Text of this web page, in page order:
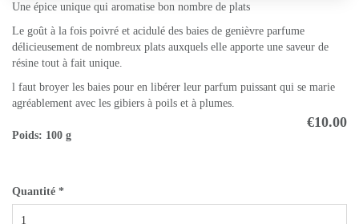
Une épice unique qui aromatise bon nombre de plats
Le goût à la fois poivré et acidulé des baies de genièvre parfume
délicieusement de nombreux plats auxquels elle apporte une saveur de
résine tout à fait unique.
l faut broyer les baies pour en libérer leur parfum puissant qui se marie
agréablement avec les gibiers à poils et à plumes.
€10.00
Poids: 100 g
Quantité *